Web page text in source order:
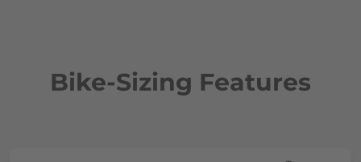
Bike-Sizing Features